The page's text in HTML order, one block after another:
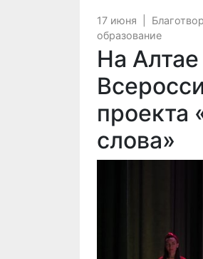
17 июня
образование
На
проекта
слова»